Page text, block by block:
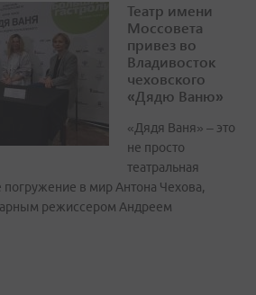
Театр имени
Моссовета
привез во
Владивосток
чеховского
«Дядю Ваню»
«Дядя Ваня» – это
не просто
театральная
погружение в мир Антона Чехова,
режиссером Андреем